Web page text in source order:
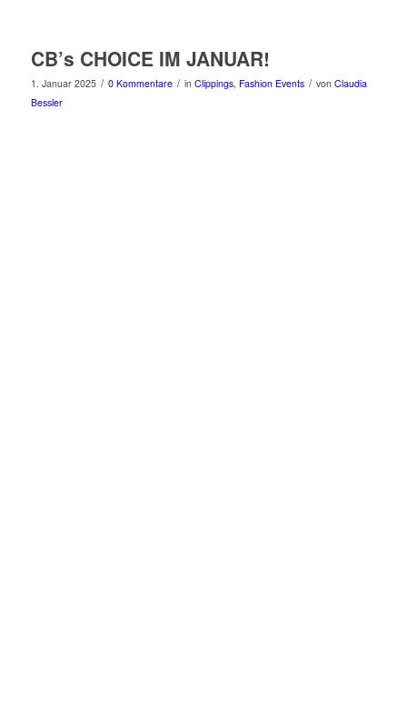
CB’s CHOICE IM JANUAR!
1. Januar 2025 / 0 Kommentare / in Clippings, Fashion Events / von Claudia
Bessler